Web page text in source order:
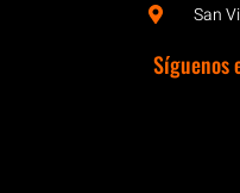
San
Síguenos